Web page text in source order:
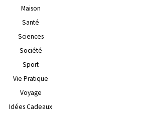
Maison
Santé
Sciences
Société
Sport
Vie Pratique
Voyage
Idées Cadeaux